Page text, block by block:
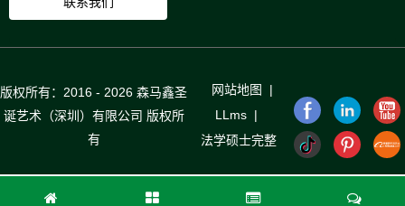
版权所有：2016 - 2026 森马鑫圣
诞艺术（深圳）有限公司 版权所
有
网站地图
|
LLms |
法学硕士完整